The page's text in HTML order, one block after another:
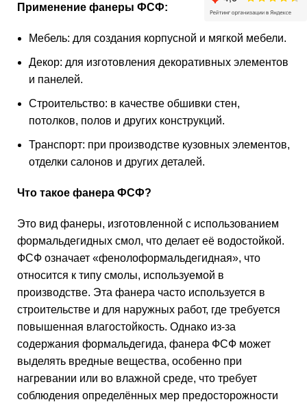
Применение фанеры ФСФ:
Мебель: для создания корпусной и мягкой мебели.
Декор: для изготовления декоративных элементов
и панелей.
Строительство: в качестве обшивки стен,
потолков, полов и других конструкций.
Транспорт: при производстве кузовных элементов,
отделки салонов и других деталей.
Что такое фанера ФСФ?
Это вид фанеры, изготовленной с использованием
формальдегидных смол, что делает её водостойкой.
ФСФ означает «фенолоформальдегидная», что
относится к типу смолы, используемой в
производстве. Эта фанера часто используется в
строительстве и для наружных работ, где требуется
повышенная влагостойкость. Однако из-за
содержания формальдегида, фанера ФСФ может
выделять вредные вещества, особенно при
нагревании или во влажной среде, что требует
соблюдения определённых мер предосторожности